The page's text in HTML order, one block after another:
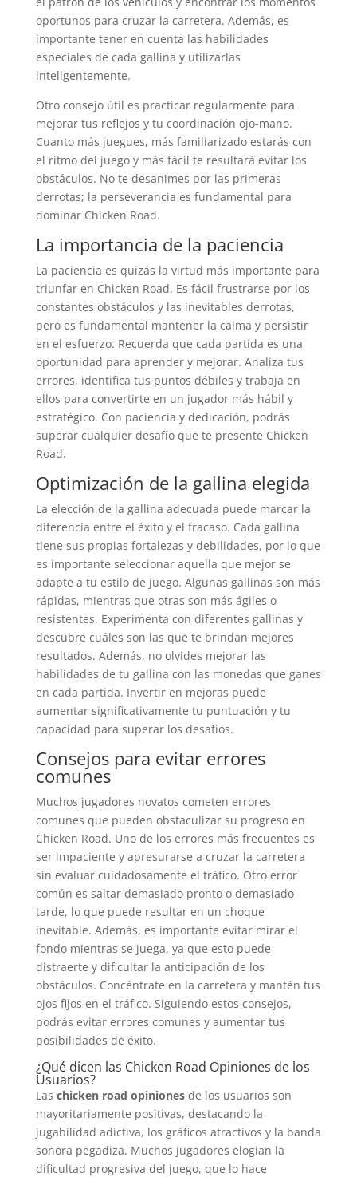
oportunos para cruzar la carretera. Además, es
importante tener en cuenta las habilidades
especiales de cada gallina y utilizarlas
inteligentemente.
Otro consejo útil es practicar regularmente para
mejorar tus reflejos y tu coordinación ojo-mano.
Cuanto más juegues, más familiarizado estarás con
el ritmo del juego y más fácil te resultará evitar los
obstáculos. No te desanimes por las primeras
derrotas; la perseverancia es fundamental para
dominar Chicken Road.
La importancia de la paciencia
La paciencia es quizás la virtud más importante para
triunfar en Chicken Road. Es fácil frustrarse por los
constantes obstáculos y las inevitables derrotas,
pero es fundamental mantener la calma y persistir
en el esfuerzo. Recuerda que cada partida es una
oportunidad para aprender y mejorar. Analiza tus
errores, identifica tus puntos débiles y trabaja en
ellos para convertirte en un jugador más hábil y
estratégico. Con paciencia y dedicación, podrás
superar cualquier desafío que te presente Chicken
Road.
Optimización de la gallina elegida
La elección de la gallina adecuada puede marcar la
diferencia entre el éxito y el fracaso. Cada gallina
tiene sus propias fortalezas y debilidades, por lo que
es importante seleccionar aquella que mejor se
adapte a tu estilo de juego. Algunas gallinas son más
rápidas, mientras que otras son más ágiles o
resistentes. Experimenta con diferentes gallinas y
descubre cuáles son las que te brindan mejores
resultados. Además, no olvides mejorar las
habilidades de tu gallina con las monedas que ganes
en cada partida. Invertir en mejoras puede
aumentar significativamente tu puntuación y tu
capacidad para superar los desafíos.
Consejos para evitar errores
comunes
Muchos jugadores novatos cometen errores
comunes que pueden obstaculizar su progreso en
Chicken Road. Uno de los errores más frecuentes es
ser impaciente y apresurarse a cruzar la carretera
sin evaluar cuidadosamente el tráfico. Otro error
común es saltar demasiado pronto o demasiado
tarde, lo que puede resultar en un choque
inevitable. Además, es importante evitar mirar el
fondo mientras se juega, ya que esto puede
distraerte y dificultar la anticipación de los
obstáculos. Concéntrate en la carretera y mantén tus
ojos fijos en el tráfico. Siguiendo estos consejos,
podrás evitar errores comunes y aumentar tus
posibilidades de éxito.
¿Qué dicen las Chicken Road Opiniones de los
Usuarios?
Las chicken road opinionesde los usuarios son
mayoritariamente positivas, destacando la
jugabilidad adictiva, los gráficos atractivos y la banda
sonora pegadiza. Muchos jugadores elogian la
dificultad progresiva del juego, que lo hace